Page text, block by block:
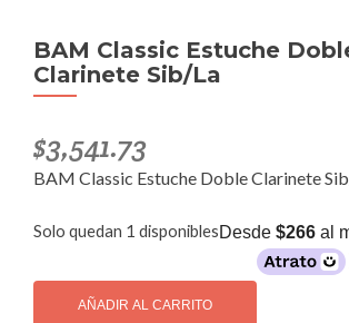
BAM Classic Estuche
Clarinete Sib/La
$3,541.73
BAM Classic Estuche Doble Clarinete
Solo quedan 1 disponibles
BAM
ClassicAÑADIR AL CARRITO
Desde $266 al